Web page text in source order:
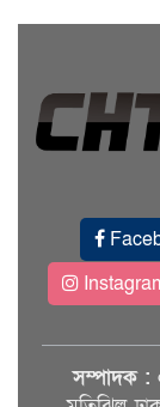
সম্পাদক